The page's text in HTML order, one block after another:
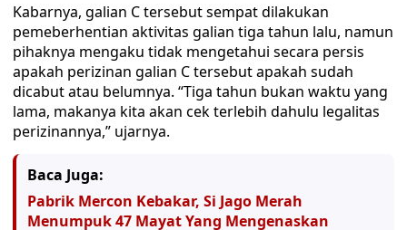
Kabarnya, galian C tersebut sempat dilakukan
pemeberhentian aktivitas galian tiga tahun lalu, namun
pihaknya mengaku tidak mengetahui secara persis
apakah perizinan galian C tersebut apakah sudah
dicabut atau belumnya. “Tiga tahun bukan waktu yang
lama, makanya kita akan cek terlebih dahulu legalitas
perizinannya,” ujarnya.
Baca Juga:
Pabrik Mercon Kebakar, Si Jago Merah
Menumpuk 47 Mayat Yang Mengenaskan